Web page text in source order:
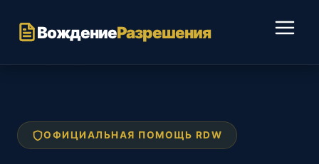
содержимому
ВождениеРазрешения
ОФИЦИАЛЬНАЯ ПОМОЩЬ RDW